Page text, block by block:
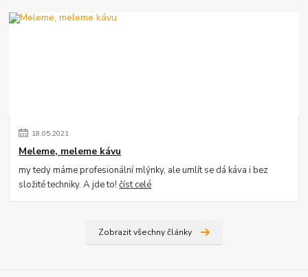
18.05.2021
Meleme, meleme kávu
my tedy máme profesionální mlýnky, ale umlít se dá káva i bez
složité techniky. A jde to!číst celé
Zobrazit všechny články